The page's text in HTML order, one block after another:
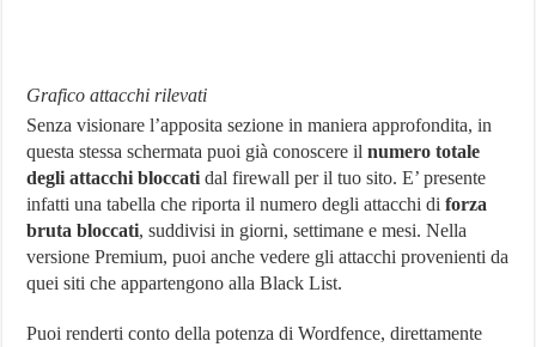
Grafico attacchi rilevati
Senza visionare l’apposita sezione in maniera approfondita, in
questa stessa schermata puoi già conoscere ilnumero totale
degli attacchi bloccati dal firewall per il tuo sito. E’ presente
infatti una tabella che riporta il numero degli attacchi diforza
bruta bloccati, suddivisi in giorni, settimane e mesi. Nella
versione Premium, puoi anche vedere gli attacchi provenienti da
quei siti che appartengono alla Black List.
Puoi renderti conto della potenza di Wordfence, direttamente